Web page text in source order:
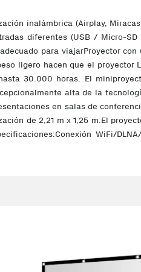
inalámbrica (Airplay,
diferentes (USB / Micro-
para viajarProyector
ligero hacen que el proyector
30.000 horas. El
alta de la
en salas de
de 2,21 m x 1,25 m.El
WiFi/
del proyector LED,